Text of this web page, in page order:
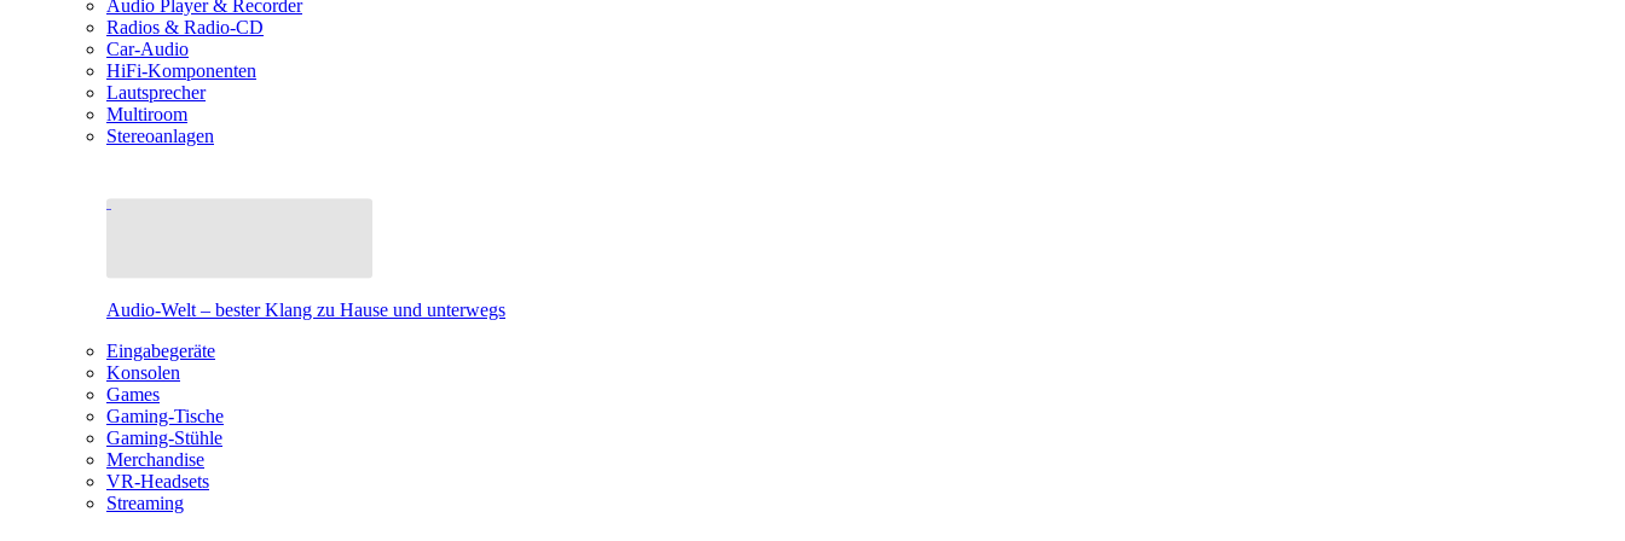
Audio Player & Recorder
Radios & Radio-CD
Car-Audio
HiFi-Komponenten
Lautsprecher
Multiroom
Stereoanlagen
Audio-Welt – bester Klang zu Hause und unterwegs
Eingabegeräte
Konsolen
Games
Gaming-Tische
Gaming-Stühle
Merchandise
VR-Headsets
Streaming